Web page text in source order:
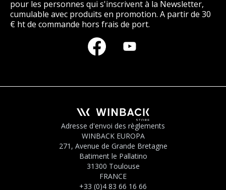
pour les personnes qui s'inscrivent à la Newsletter,
cumulable avec produits en promotion. A partir de 30
€ ht de commande hors frais de port.
Adresse d'envoi des règlements
WINBACK EUROPA
271, Avenue de Grande Bretagne
Batiment le Pallatino
31300 Toulouse
FRANCE
+33 (0)4 83 66 16 66